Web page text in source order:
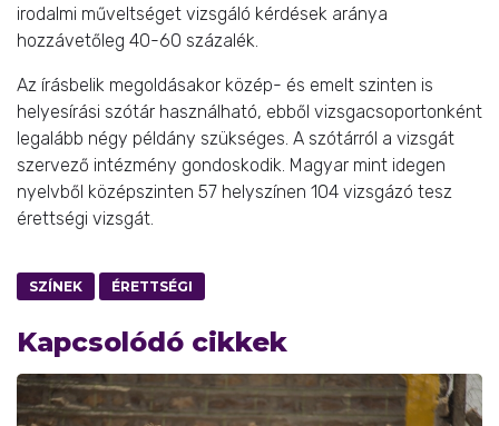
irodalmi műveltséget vizsgáló kérdések aránya
hozzávetőleg 40-60 százalék.
Az írásbelik megoldásakor közép- és emelt szinten is
helyesírási szótár használható, ebből vizsgacsoportonként
legalább négy példány szükséges. A szótárról a vizsgát
szervező intézmény gondoskodik. Magyar mint idegen
nyelvből középszinten 57 helyszínen 104 vizsgázó tesz
érettségi vizsgát.
SZÍNEK ÉRETTSÉGI
Kapcsolódó cikkek